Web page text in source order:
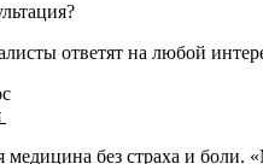
ответят на любой
медицина без страха и